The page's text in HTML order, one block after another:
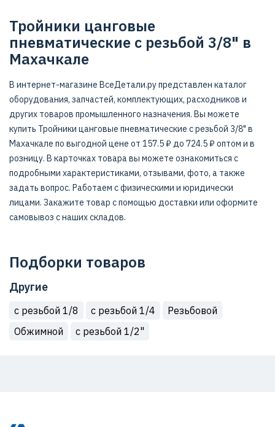
Тройники цанговые
пневматические c резьбой 3/8" в
Махачкале
В интернет-магазине ВсеДетали.ру представлен каталог
оборудования, запчастей, комплектующих, расходников и
других товаров промышленного назначения. Вы можете
купить Тройники цанговые пневматические c резьбой 3/8" в
Махачкале по выгодной цене от 157.5 ₽ до 724.5 ₽ оптом и в
розницу. В карточках товара вы можете ознакомиться с
подробными характеристиками, отзывами, фото, а также
задать вопрос. Работаем с физическими и юридически
лицами. Закажите товар с помощью доставки или оформите
самовывоз с наших складов.
Подборки товаров
Другие
с резьбой 1/8 с резьбой 1/4
Резьбовой
Обжимной
с резьбой 1/2"